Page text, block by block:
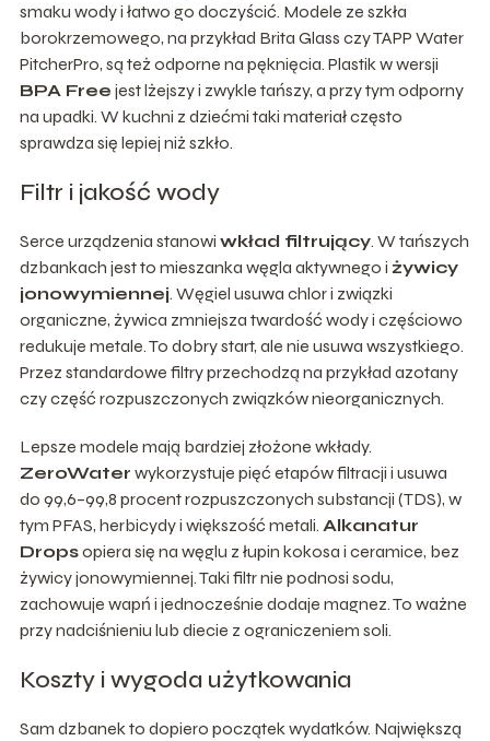
smaku wody i łatwo go doczyścić. Modele ze szkła
borokrzemowego, na przykład Brita Glass czy TAPP Water
PitcherPro, są też odporne na pęknięcia. Plastik w wersji
BPA Free jest lżejszy i zwykle tańszy, a przy tym odporny
na upadki. W kuchni z dziećmi taki materiał często
sprawdza się lepiej niż szkło.
Filtr i jakość wody
Serce urządzenia stanowi wkład filtrujący. W tańszych
dzbankach jest to mieszanka węgla aktywnego i żywicy
jonowymiennej. Węgiel usuwa chlor i związki
organiczne, żywica zmniejsza twardość wody i częściowo
redukuje metale. To dobry start, ale nie usuwa wszystkiego.
Przez standardowe filtry przechodzą na przykład azotany
czy część rozpuszczonych związków nieorganicznych.
Lepsze modele mają bardziej złożone wkłady.
ZeroWater wykorzystuje pięć etapów filtracji i usuwa
do 99,6–99,8 procent rozpuszczonych substancji (TDS), w
tym PFAS, herbicydy i większość metali. Alkanatur
Dropsopiera się na węglu z łupin kokosa i ceramice, bez
żywicy jonowymiennej. Taki filtr nie podnosi sodu,
zachowuje wapń i jednocześnie dodaje magnez. To ważne
przy nadciśnieniu lub diecie z ograniczeniem soli.
Koszty i wygoda użytkowania
Sam dzbanek to dopiero początek wydatków. Największą